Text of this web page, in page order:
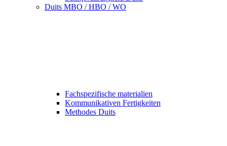
Duits MBO / HBO / WO
Fachspezifische materialien
Kommunikativen Fertigkeiten
Methodes Duits